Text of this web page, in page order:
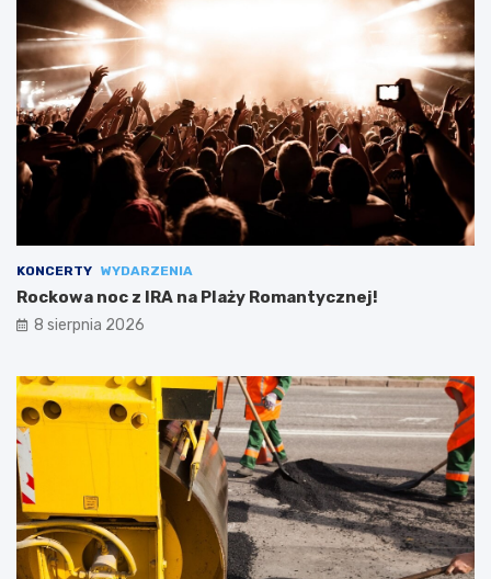
KONCERTY WYDARZENIA
Rockowa noc z IRA na Plaży Romantycznej!
8 sierpnia 2026